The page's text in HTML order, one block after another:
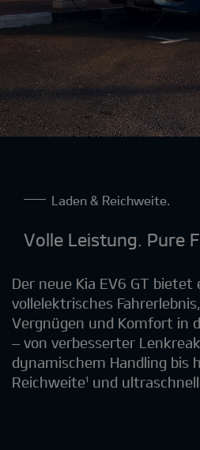
Laden & Reichweite.
Volle Leistung. Pure
Der neue Kia EV6 GT
vollelektrisches
Vergnügen und Komfort in
– von verbesserter
dynamischem Handling bis
Reichweite¹ und